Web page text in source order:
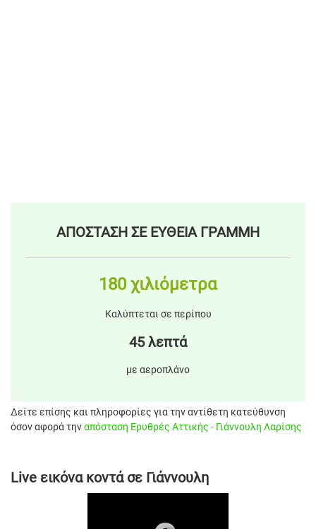
ΑΠΟΣΤΑΣΗ ΣΕ ΕΥΘΕΙΑ ΓΡΑΜΜΗ
180 χιλιόμετρα
Καλύπτεται σε περίπου
45 λεπτά
με αεροπλάνο
Δείτε επίσης και πληροφορίες για την αντίθετη κατεύθυνση
όσον αφορά τηναπόσταση Ερυθρές Αττικής - Γιάννουλη Λαρίσης
Live εικόνα κοντά σε Γιάννουλη